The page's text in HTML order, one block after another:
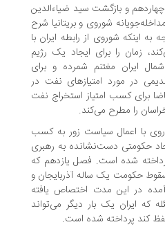
بازگشت سید ضیاءالدین
شوروی و بریتانیا شرح
شوروی از رابطه ایران با
را برای ایجاد یک رژیم
مغتنم شمرده و برای
مورد امتیازهای نفت در
امتیاز استخراج نفت
مطرح می‌کند.
سیاست زور به کسب
دست‌نشانده به رهبری
شده است. فصل یازدهم که
یک ساله آذربایجان و
این مدت اختصاص یافته
یک بار دیگر می‌تواند
پرداخته شده است.